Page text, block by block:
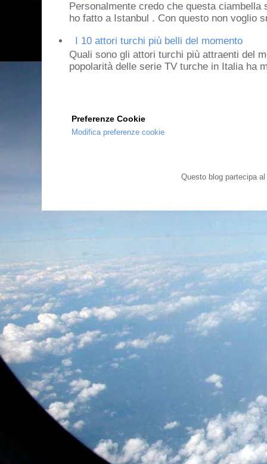
Personalmente credo che questa
ho fatto a Istanbul . Con questo non voglio
I 10 attori turchi più belli del momento
Quali sono gli attori turchi più attraenti del
popolarità delle serie TV turche in Italia ha
Preferenze Cookie
Modifica preferenze cookie
Questo blog partecipa